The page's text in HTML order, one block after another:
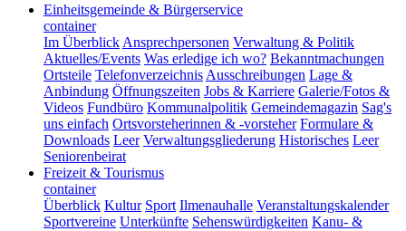
Einheitsgemeinde & Bürgerservice
container
Im Überblick Ansprechpersonen Verwaltung & Politik
Aktuelles/Events Was erledige ich wo? Bekanntmachungen
Ortsteile Telefonverzeichnis Ausschreibungen Lage &
Anbindung Öffnungszeiten Jobs & Karriere Galerie/Fotos &
Videos Fundbüro Kommunalpolitik Gemeindemagazin Sag's
uns einfach Ortsvorsteherinnen & -vorsteher Formulare &
Downloads Leer Verwaltungsgliederung Historisches Leer
Seniorenbeirat
Freizeit & Tourismus
container
Überblick Kultur Sport Ilmenauhalle Veranstaltungskalender
Sportvereine Unterkünfte Sehenswürdigkeiten Kanu- &